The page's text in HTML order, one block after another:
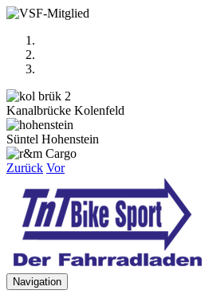
Kanalbrücke Kolenfeld
Süntel Hohenstein
Zurück Vor
Navigation